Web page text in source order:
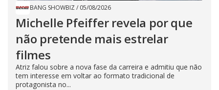
BANG SHOWBIZ / 05/08/2026
Michelle Pfeiffer revela por que
não pretende mais estrelar
filmes
Atriz falou sobre a nova fase da carreira e admitiu que não
tem interesse em voltar ao formato tradicional de
protagonista no...